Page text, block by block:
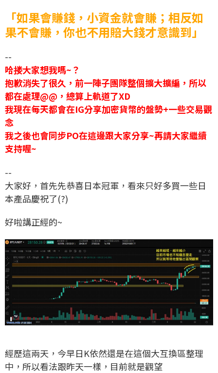
「如果會賺錢，小資金就會賺；相反如
果不會賺，你也不用賠大錢才意識到」
--
哈搂大家想我嗎~？
抱歉消失了很久，前一陣子團隊整個擴大擴編，所以
都在處理@@，總算上軌道了XD
我現在每天都會在IG分享加密貨幣的盤勢+一些交易觀
念
我之後也會同步PO在這邊跟大家分享~再請大家繼續
支持喔~
--
大家好，首先先恭喜日本冠軍，看來只好多買一些日
本產品慶祝了(?)
好啦講正經的~
經歷這兩天，今早日K依然還是在這個大互換區整理
中，所以看法跟昨天一樣，目前就是觀望